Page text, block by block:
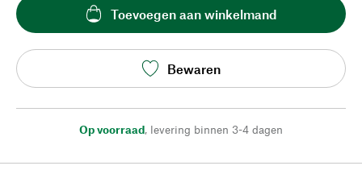
Toevoegen aan winkelmand
Bewaren
Op voorraad, levering binnen 3-4 dagen